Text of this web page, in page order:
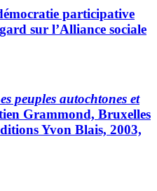
participative
sur l’Alliance sociale
peuples autochtones et
Grammond, Bruxelles
Yvon Blais, 2003,